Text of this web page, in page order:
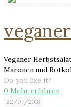
Veganer
Maronen und
Do you like it?
0 Mehr erfahren
22/07/2018